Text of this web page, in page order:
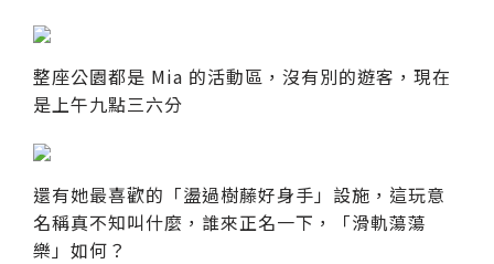
整座公園都是 Mia 的活動區，沒有別的遊客，現在
是上午九點三六分
還有她最喜歡的「盪過樹藤好身手」設施，這玩意
名稱真不知叫什麼，誰來正名一下，「滑軌蕩蕩
樂」如何？